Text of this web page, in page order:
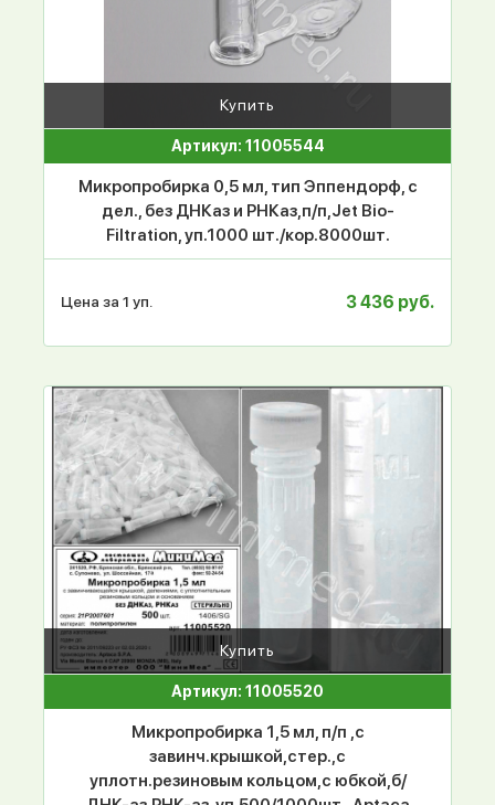
Купить
Артикул: 11005544
Микропробирка 0,5 мл, тип Эппендорф, с
дел., без ДНКаз и РНКаз,п/п,Jet Bio-
Filtration, уп.1000 шт./кор.8000шт.
Цена за 1 уп. 3 436 руб.
Купить
Артикул: 11005520
Микропробирка 1,5 мл, п/п ,с
завинч.крышкой,стер.,с
уплотн.резиновым кольцом,с юбкой,б/